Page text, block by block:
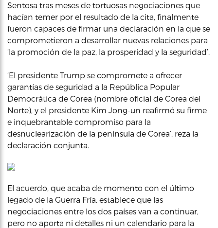
Sentosa tras meses de tortuosas negociaciones que
hacían temer por el resultado de la cita, finalmente
fueron capaces de firmar una declaración en la que se
comprometieron a desarrollar nuevas relaciones para
‘la promoción de la paz, la prosperidad y la seguridad’.
‘El presidente Trump se compromete a ofrecer
garantías de seguridad a la República Popular
Democrática de Corea (nombre oficial de Corea del
Norte), y el presidente Kim Jong-un reafirmó su firme
e inquebrantable compromiso para la
desnuclearización de la península de Corea’, reza la
declaración conjunta.
El acuerdo, que acaba de momento con el último
legado de la Guerra Fría, establece que las
negociaciones entre los dos países van a continuar,
pero no aporta ni detalles ni un calendario para la